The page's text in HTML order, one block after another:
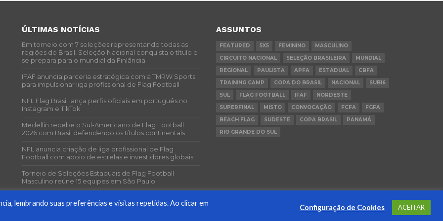
ÚLTIMAS NOTÍCIAS
Em torneio com 7 seleções representando todas as
regiões do Brasil, Seleção Nacional conquista o título e
se prepara para o mundial da Finlândia
IFAF anuncia parceria estratégica com a TMRW Sports
para impulsionar liga profissional de Flag Football
NFL Flag Brasil lança perfis oficiais em português no
Instagram e TikTok
Medellín recebe o Sul-Americano de Flag Football
2026 com Brasil defendendo os títulos continentais
NFL anuncia criação de liga profissional de Flag
Football com apoio de estrelas e investidores globais
Torneio de Seleções Estaduais de Flag Football
Masculino reúne 15 equipes em São Paulo
ASSUNTOS
FEATURED 5X5 FEMININO
MASCULINO
CIRCUITO NACIONAL
SELEÇÃO BRASILEIRA
MUNDIAL
REGIONAL
PAULISTA APFA ESTADUAL
CBFA
TRAINING CAMP
COPA DO BRASIL NACIONAL
SUB16
SUL
FLAG FOOTBALL IFAF
NORDESTE
SUPERFINAL
MISTO CONVOCAÇÃO FCFA
FGFA
BEACH FLAG
SUDESTE COPA BRASIL
PANAMÁ
RIO GRANDE DO SUL
POLÍTICA DE PRIVACIDADE
lembrando suas preferências e visitas repetidas. Ao clicar em
Configuração de Cookies ACEITAR